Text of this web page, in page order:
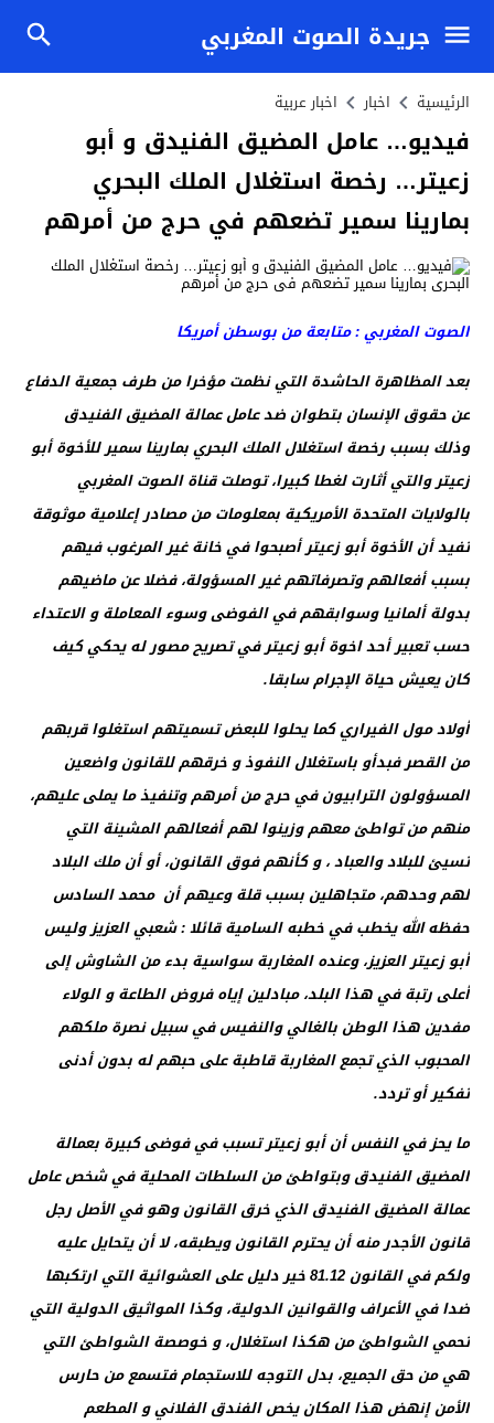
جريدة الصوت المغربي
الرئيسية اخبار اخبار عربية
فيديو… عامل المضيق الفنيدق و أبو
زعيتر… رخصة استغلال الملك البحري
بمارينا سمير تضعهم في حرج من أمرهم
الصوت المغربي : متابعة من بوسطن أمريكا
بعد المظاهرة الحاشدة التي نظمت مؤخرا من طرف جمعية الدفاع
عن حقوق الإنسان بتطوان ضد عامل عمالة المضيق الفنيدق
وذلك بسبب رخصة استغلال الملك البحري بمارينا سمير للأخوة أبو
زعيتر والتي أثارت لغطا كبيرا، توصلت قناة الصوت المغربي
بالولايات المتحدة الأمريكية بمعلومات من مصادر إعلامية موثوقة
تفيد أن الأخوة أبو زعيتر أصبحوا في خانة غير المرغوب فيهم
بسبب أفعالهم وتصرفاتهم غير المسؤولة، فضلا عن ماضيهم
بدولة ألمانيا وسوابقهم في الفوضى وسوء المعاملة و الاعتداء
حسب تعبير أحد اخوة أبو زعيتر في تصريح مصور له يحكي كيف
كان يعيش حياة الإجرام سابقا.
أولاد مول الفيراري كما يحلوا للبعض تسميتهم استغلوا قربهم
من القصر فبدأو باستغلال النفوذ و خرقهم للقانون واضعين
المسؤولون الترابيون في حرج من أمرهم وتنفيذ ما يملى عليهم،
منهم من تواطئ معهم وزينوا لهم أفعالهم المشينة التي
تسيئ للبلاد والعباد ، و كأنهم فوق القانون، أو أن ملك البلاد
لهم وحدهم، متجاهلين بسبب قلة وعيهم أن محمد السادس
حفظه الله يخطب في خطبه السامية قائلا : شعبي العزيز وليس
أبو زعيتر العزيز، وعنده المغاربة سواسية بدء من الشاوش إلى
أعلى رتبة في هذا البلد، مبادلين إياه فروض الطاعة و الولاء
مفدين هذا الوطن بالغالي والنفيس في سبيل نصرة ملكهم
المحبوب الذي تجمع المغاربة قاطبة على حبهم له بدون أدنى
تفكير أو تردد.
ما يحز في النفس أن أبو زعيتر تسبب في فوضى كبيرة بعمالة
المضيق الفنيدق وبتواطئ من السلطات المحلية في شخص عامل
عمالة المضيق الفنيدق الذي خرق القانون وهو في الأصل رجل
قانون الأجدر منه أن يحترم القانون ويطبقه، لا أن يتحايل عليه
ولكم في القانون 81.12 خير دليل على العشوائية التي ارتكبها
ضدا في الأعراف والقوانين الدولية، وكذا المواثيق الدولية التي
تحمي الشواطئ من هكذا استغلال، و خوصصة الشواطئ التي
هي من حق الجميع، بدل التوجه للاستجمام فتسمع من حارس
الأمن إنهض هذا المكان يخص الفندق الفلاني و المطعم